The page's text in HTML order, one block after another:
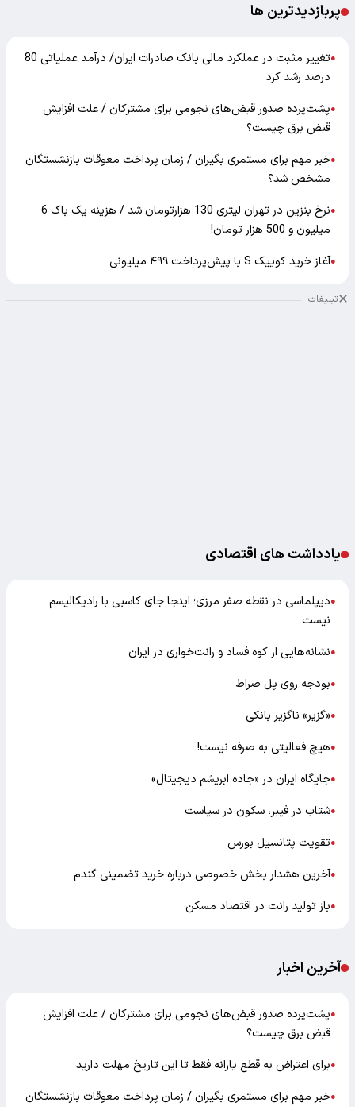
پربازدیدترین ها
●
تغییر مثبت در عملکرد مالی بانک صادرات ایران/ درآمد عملیاتی 80
درصد رشد کرد
●پشت‌پرده صدور قبض‌های نجومی برای مشترکان / علت افزایش
قبض برق چیست؟
●خبر مهم برای مستمری بگیران / زمان پرداخت معوقات بازنشستگان
مشخص شد؟
●
نرخ بنزین در تهران لیتری 130 هزارتومان شد / هزینه یک باک 6
میلیون و 500 هزار تومان!
●آغاز خرید کوییک S با پیش‌پرداخت ۴۹۹ میلیونی
تبلیغات
یادداشت های اقتصادی
●دیپلماسی در نقطه صفر مرزی؛ اینجا جای کاسبی با رادیکالیسم
نیست
●نشانه‌هایی از کوه فساد و رانت‌خواری در ایران
●بودجه روی پل صراط
●«گزیر» ناگزیر بانکی
●هیچ فعالیتی به صرفه نیست!
●جایگاه ایران در «جاده ابریشم دیجیتال»
●شتاب در فیبر، سکون در سیاست
●تقویت پتانسیل بورس
●آخرین هشدار بخش خصوصی درباره خرید تضمینی گندم
●باز تولید رانت در اقتصاد مسکن
آخرین اخبار
●پشت‌پرده صدور قبض‌های نجومی برای مشترکان / علت افزایش
قبض برق چیست؟
●برای اعتراض به قطع یارانه فقط تا این تاریخ مهلت دارید
●خبر مهم برای مستمری بگیران / زمان پرداخت معوقات بازنشستگان